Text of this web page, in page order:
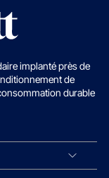
implanté près de
de
durable